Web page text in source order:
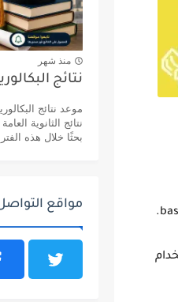
منذ شهر
نتائج
نتائج الثانوية
بحثًا خلال هذه
مواقع